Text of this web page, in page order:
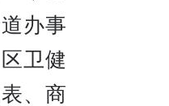
办事
卫健
、商